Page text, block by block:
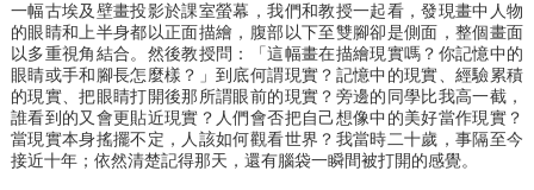
一幅古埃及壁畫投影於課室螢幕，我們和教授一起看，發現畫中人物
的眼睛和上半身都以正面描繪，腹部以下至雙腳卻是側面，整個畫面
以多重視角結合。然後教授問：「這幅畫在描繪現實嗎？你記憶中的
眼睛或手和腳長怎麼樣？」到底何謂現實？記憶中的現實、經驗累積
的現實、把眼睛打開後那所謂眼前的現實？旁邊的同學比我高一截，
誰看到的又會更貼近現實？人們會否把自己想像中的美好當作現實？
當現實本身搖擺不定，人該如何觀看世界？我當時二十歲，事隔至今
接近十年；依然清楚記得那天，還有腦袋一瞬間被打開的感覺。